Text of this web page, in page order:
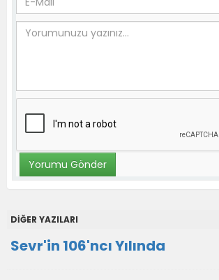
DİĞER YAZILARI
Sevr'in 106'ncı Yılında